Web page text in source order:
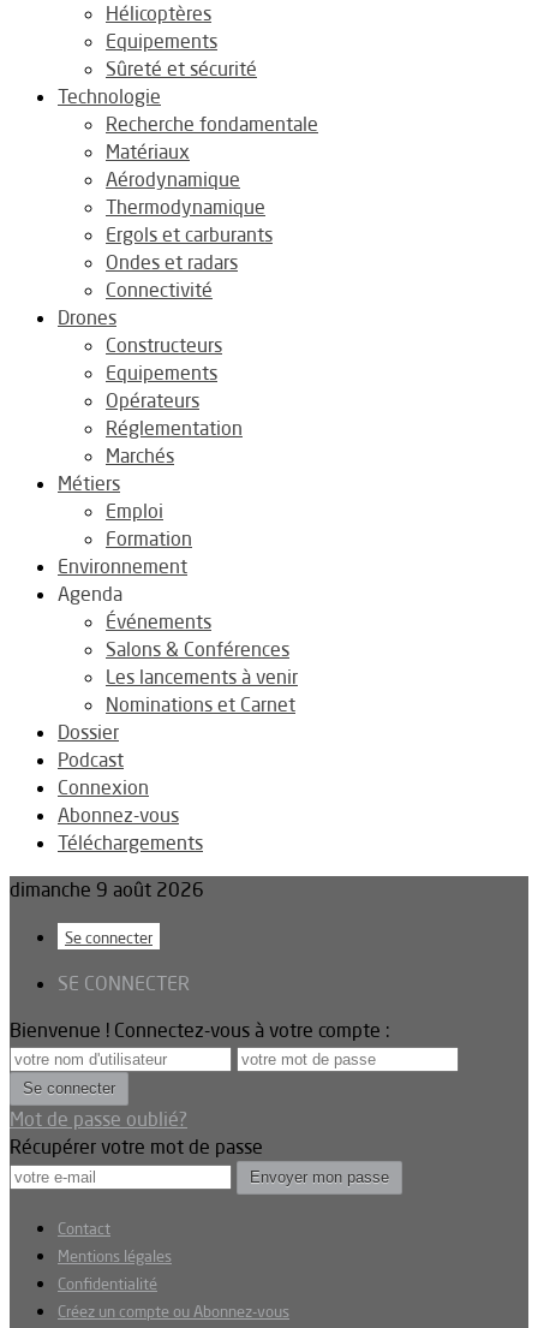
Hélicoptères
Equipements
Sûreté et sécurité
Technologie
Recherche fondamentale
Matériaux
Aérodynamique
Thermodynamique
Ergols et carburants
Ondes et radars
Connectivité
Drones
Constructeurs
Equipements
Opérateurs
Réglementation
Marchés
Métiers
Emploi
Formation
Environnement
Agenda
Événements
Salons & Conférences
Les lancements à venir
Nominations et Carnet
Dossier
Podcast
Connexion
Abonnez-vous
Téléchargements
dimanche 9 août 2026
Se connecter
SE CONNECTER
Bienvenue ! Connectez-vous à votre compte :
Mot de passe oublié?
Récupérer votre mot de passe
Contact
Mentions légales
Confidentialité
Créez un compte ou Abonnez-vous